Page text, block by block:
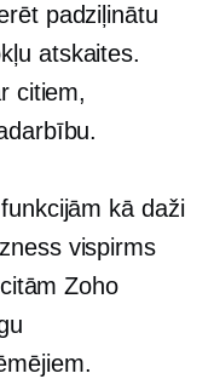
padziļinātu
atskaites.
citiem,
kā daži
vispirms
Zoho